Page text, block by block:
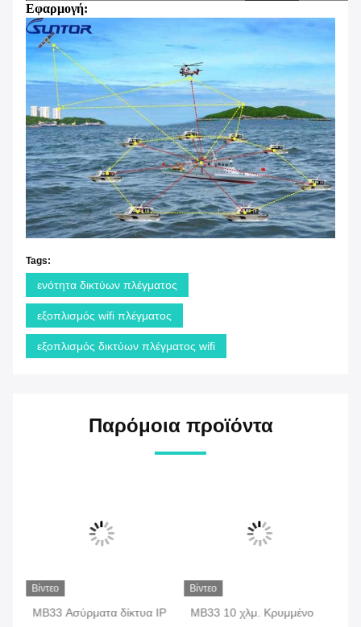
Εφαρμογή:
Tags:
ενότητα δικτύων πλέγματος
εξοπλισμός wifi πλέγματος
εξοπλισμός δικτύων πλέγματος wifi
Παρόμοια προϊόντα
Βίντεο
MB33 Ασύρματα δίκτυα IP
Βίντεο
MB33 10 χλμ. Κρυμμένο